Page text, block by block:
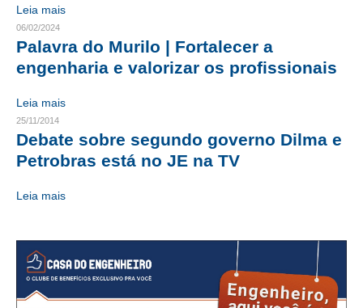
HISTÓRICO E ATUAÇÃO
COMPOSIÇÃO
CONSELHOS ASSESSORES
NÚCLEO DA MULHER ENGENHEIRA
TRANSPARÊNCIA
CONSULTORIA
ACORDOS, CONVENÇÕES E DISSÍDIOS
Leia mais
06/02/2024
Palavra do Murilo | Fortalecer a
engenharia e valorizar os profissionais
Leia mais
25/11/2014
Debate sobre segundo governo Dilma e
Petrobras está no JE na TV
Leia mais